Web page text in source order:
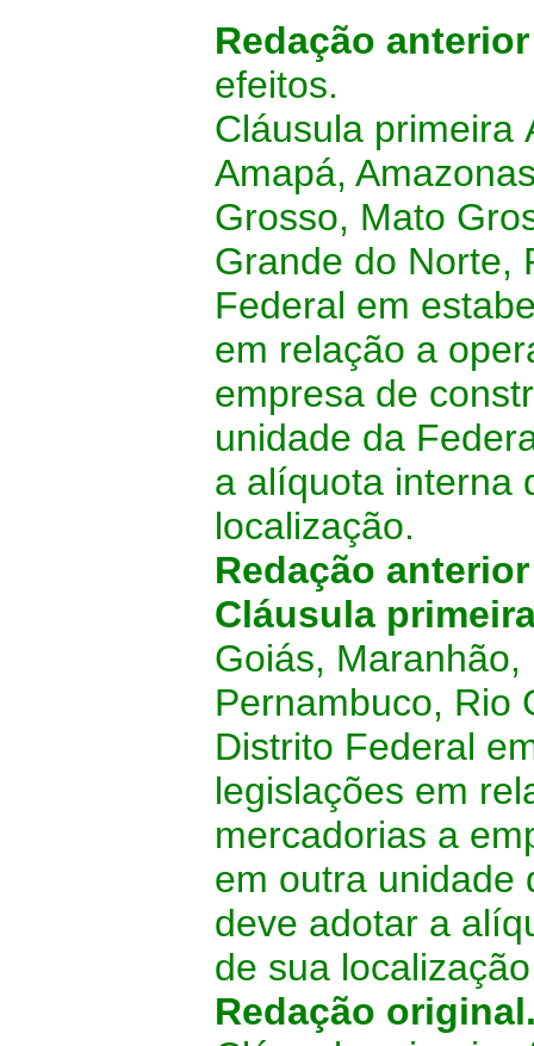
Redação anterior
efeitos.
Cláusula primeira
Amapá,
Grosso, Mato
Grande do Norte,
Federal em
em relação a
empresa de
unidade da
a alíquota interna
localização.
Redação anterior
Cláusula
Goiás,
Pernambuco, Rio
Distrito Federal
legislações em
mercadorias a
em outra unidade
deve adotar a
de sua
Redação